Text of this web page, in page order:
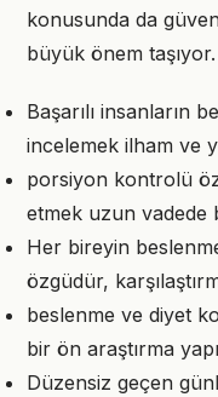
konusunda da
büyük önem taşıyor.
Başarılı insanların
incelemek ilham ve
porsiyon kontrolü
etmek uzun vadede
Her bireyin
özgüdür,
beslenme ve diyet
bir ön araştırma
Düzensiz geçen